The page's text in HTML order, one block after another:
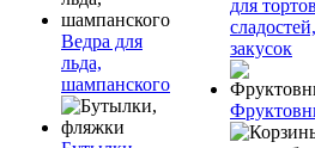
Ведра для
льда,
шампанского
для
сладостей,
закусок